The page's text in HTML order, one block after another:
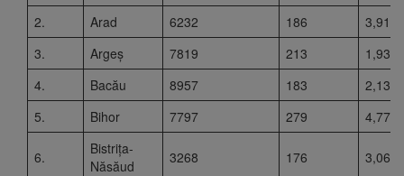
2.
Arad 6232 186
3,91
3.
Argeș 7819 213
1,93
4.
Bacău 8957 183
2,13
5.
Bihor 7797 279 4,77
6.
Bistrița-
Năsăud
3268 176 3,06